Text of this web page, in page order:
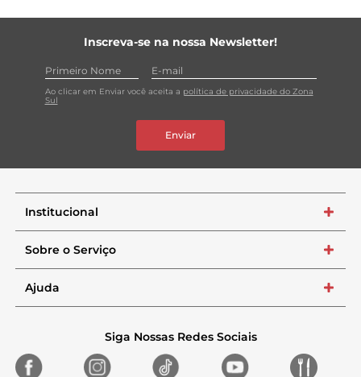
Inscreva-se na nossa Newsletter!
Ao clicar em Enviar você aceita a política de privacidade do Zona
Sul
Enviar
Institucional +
Sobre o Serviço +
Ajuda +
Siga Nossas Redes Sociais